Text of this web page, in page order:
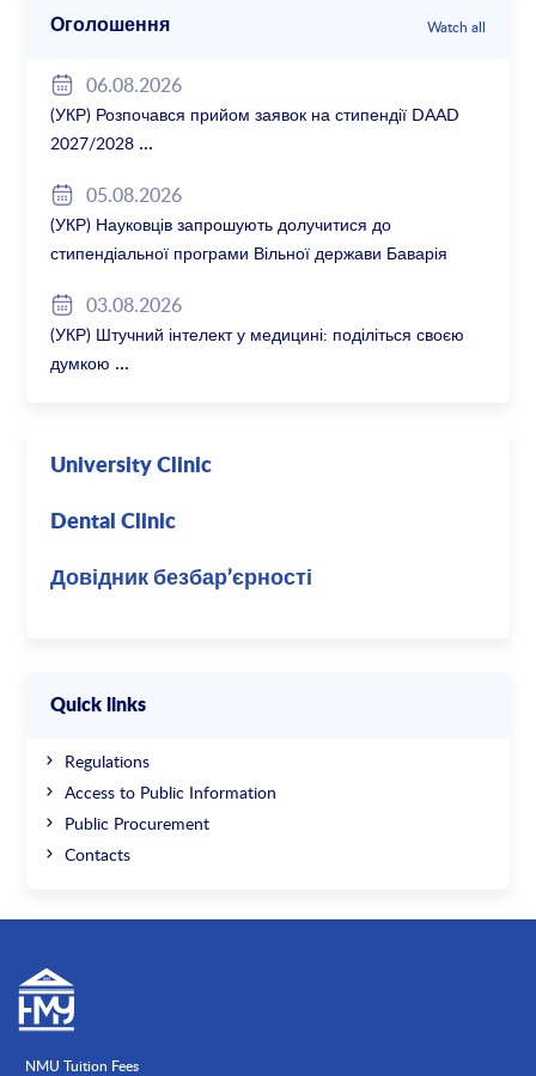
Оголошення Watch all
06.08.2026
(УКР) Розпочався прийом заявок на стипендії DAAD
2027/2028
05.08.2026
(УКР) Науковців запрошують долучитися до
стипендіальної програми Вільної держави Баварія
03.08.2026
(УКР) Штучний інтелект у медицині: поділіться своєю
думкою
University Clinic
Dental Clinic
Довідник безбар’єрності
Quick links
Regulations
Access to Public Information
Public Procurement
Contacts
NMU Tuition Fees